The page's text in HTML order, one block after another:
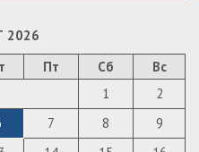
2026
Пт Сб
Вс
1
2
7 8
9